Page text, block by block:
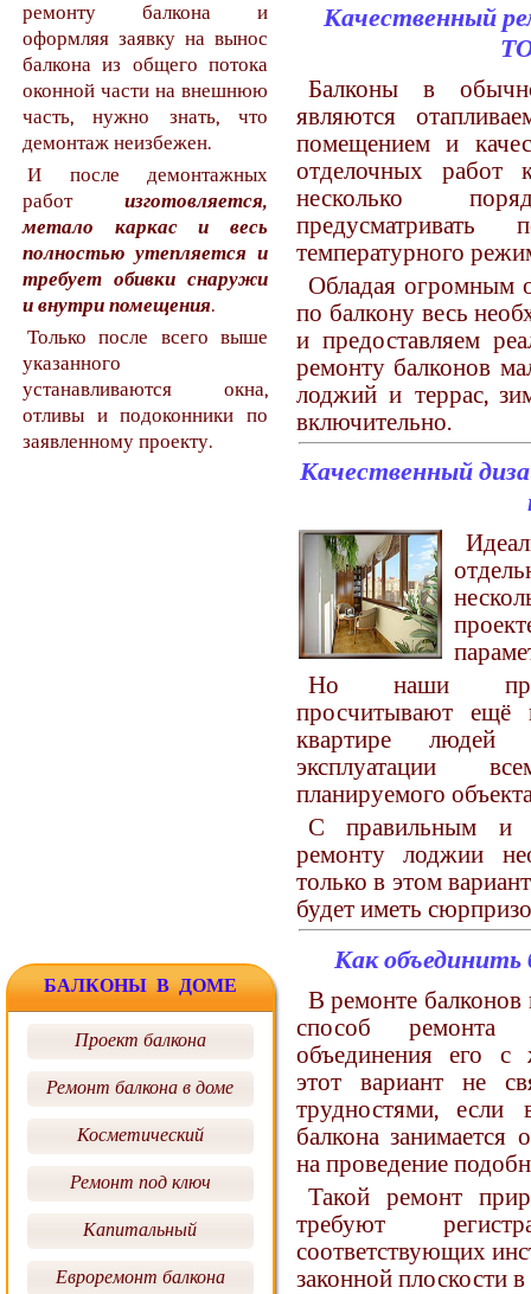
ремонту балкона и
оформляя заявку на вынос
балкона из общего потока
оконной части на внешнюю
часть, нужно знать, что
демонтаж неизбежен.
И после демонтажных
работизготовляется,
метало каркас и весь
полностью утепляется и
требует обивки снаружи
и внутри помещения.
Только после всего выше
указанного
устанавливаются окна,
отливы и подоконники по
заявленному проекту.
Качественный
Балконы в
являются
помещением и
отделочных работ
несколько
температурного
Обладая огромным
по балкону весь
и предоставляем
ремонту балконов
лоджий и террас,
включительно.
Качественный
Но наши
просчитывают
квартире людей
эксплуатации
планируемого
С правильным и
ремонту лоджии
только в этом
будет иметь
Как
В ремонте балконов
способ ремонта
объединения его с
этот вариант не
трудностями, если
балкона
на проведение
Такой ремонт
требуют
соответствующих
законной плоскости
БАЛКОНЫ В ДОМЕ
Проект балкона
Ремонт балкона в доме
Косметический
Ремонт под ключ
Капитальный
Евроремонт балкона